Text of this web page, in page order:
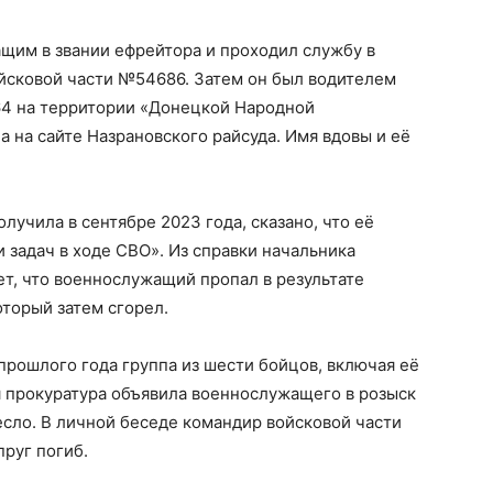
в звании ефрейтора и проходил службу в
части №54686. Затем он был водителем
на территории «Донецкой Народной
на сайте Назрановского райсуда. Имя вдовы и её
в сентябре 2023 года, сказано, что её
в ходе СВО». Из справки начальника
что военнослужащий пропал в результате
затем сгорел.
года группа из шести бойцов, включая её
объявила военнослужащего в розыск
В личной беседе командир войсковой части
погиб.